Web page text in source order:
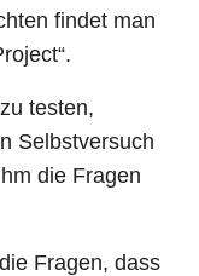
findet man
testen,
Selbstversuch
die Fragen
Fragen, dass